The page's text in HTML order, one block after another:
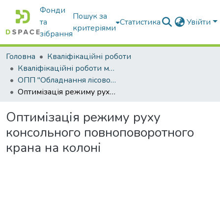
Фонди
та
зібрання
Пошук за
критеріями
Статистика Увійти
Головна
Кваліфікаційні роботи
Кваліфікаційні роботи магістрів
ОПП "Обладнання лісового комплексу"
Оптимізація режиму руху консольного повноповоротного крана на колоні
Оптимізація режиму руху
консольного повноповоротного
крана на колоні